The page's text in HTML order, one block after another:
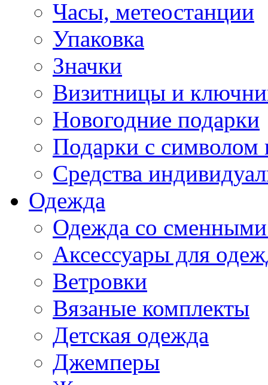
Часы, метеостанции
Упаковка
Значки
Визитницы и
Новогодние подарки
Подарки с символом
Средства
Одежда
Одежда со сменными
Аксессуары для
Ветровки
Вязаные комплекты
Детская одежда
Джемперы